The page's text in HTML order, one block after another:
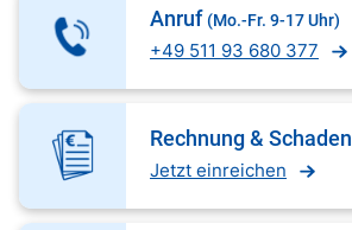
Anruf (Mo.-Fr. 9-17 Uhr)
+49 511 93 680 377
Rechnung & Schaden
Jetzt einreichen